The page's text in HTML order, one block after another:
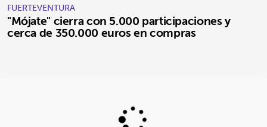
FUERTEVENTURA
"Mójate" cierra con 5.000 participaciones y
cerca de 350.000 euros en compras